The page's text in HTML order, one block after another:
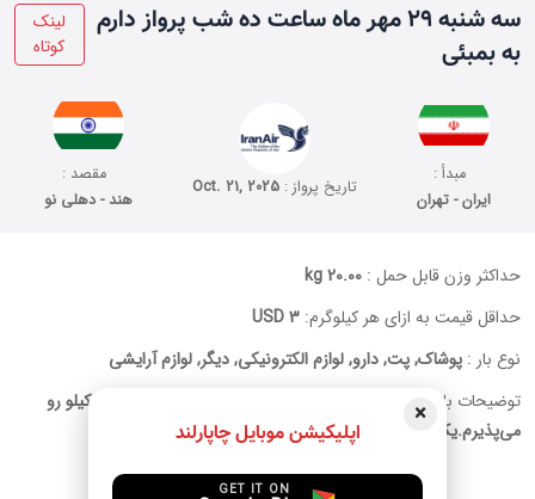
سه شنبه ۲۹ مهر ماه ساعت ده شب پرواز دارم
به بمبئی
لینک
کوتاه
مبدأ :
ایران - تهران
تاریخ پرواز : Oct. 21, 2025
مقصد :
هند - دهلی نو
حداکثر وزن قابل حمل : 20.00 kg
حداقل قیمت به ازای هر کیلوگرم: 3 USD
نوع بار : پوشاک, پت, دارو, لوازم الکترونیکی, دیگر, لوازم آرایشی
توضیحات بار :
۲۱ اکتبر ۲۹ مهر به هند پرواز دارم بار مجاز شما تا ۲۰ کیلو رو
می‌پذیرم.یک هفته اونجا هستم
×
اپلیکیشن موبایل چاپارلند
GET IT ON